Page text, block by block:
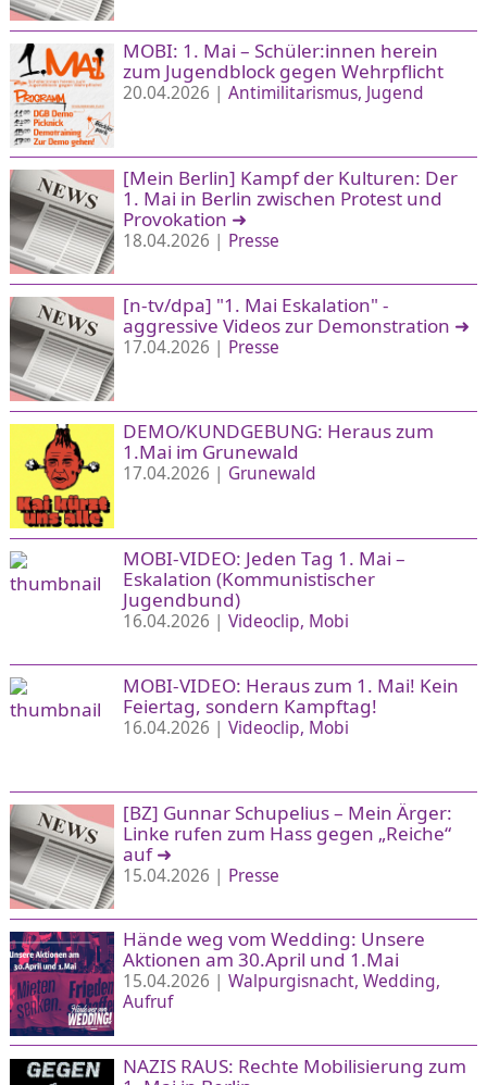
MOBI: 1. Mai – Schüler:innen herein
zum Jugendblock gegen Wehrpflicht
20.04.2026 |Antimilitarismus Jugend
[Mein Berlin] Kampf der Kulturen: Der
1. Mai in Berlin zwischen Protest und
Provokation ➜
18.04.2026 | Presse
[n-tv/dpa] "1. Mai Eskalation" -
aggressive Videos zur Demonstration ➜
17.04.2026 | Presse
DEMO/KUNDGEBUNG: Heraus zum
1.Mai im Grunewald
17.04.2026 | Grunewald
MOBI-VIDEO: Jeden Tag 1. Mai –
Eskalation (Kommunistischer
Jugendbund)
16.04.2026 |Videoclip Mobi
MOBI-VIDEO: Heraus zum 1. Mai! Kein
Feiertag, sondern Kampftag!
16.04.2026 |Videoclip Mobi
[BZ] Gunnar Schupelius – Mein Ärger:
Linke rufen zum Hass gegen „Reiche“
auf➜
15.04.2026 | Presse
Hände weg vom Wedding: Unsere
Aktionen am 30.April und 1.Mai
15.04.2026 |Walpurgisnacht Wedding
Aufruf
NAZIS RAUS: Rechte Mobilisierung zum